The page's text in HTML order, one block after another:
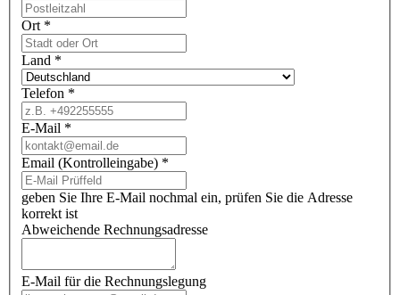
Ort *
Land *
Telefon *
E-Mail *
Email (Kontrolleingabe) *
geben Sie Ihre E-Mail nochmal ein, prüfen Sie die Adresse
korrekt ist
Abweichende Rechnungsadresse
E-Mail für die Rechnungslegung